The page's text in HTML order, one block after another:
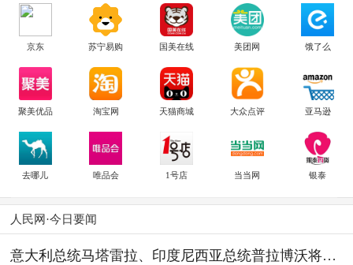
京东 苏宁易购 国美在线 美团网 饿了么
聚美优品 淘宝网 天猫商城 大众点评 亚马逊
去哪儿 唯品会 1号店 当当网 银泰
人民网·今日要闻
意大利总统马塔雷拉、印度尼西亚总统普拉博沃将访华